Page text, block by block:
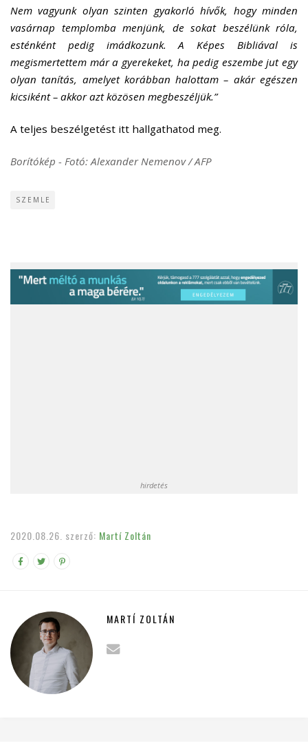
Nem vagyunk olyan szinten gyakorló hívők, hogy minden
vasárnap templomba menjünk, de sokat beszélünk róla,
esténként pedig imádkozunk. A Képes Bibliával is
megismertettem már a gyerekeket, ha pedig eszembe jut egy
olyan tanítás, amelyet korábban halottam – akár egészen
kicsiként – akkor azt közösen megbeszéljük.”
A teljes beszélgetést itt hallgathatod meg.
Borítókép - Fotó: Alexander Nemenov / AFP
SZEMLE
hirdetés
2020.08.26. szerző: Martí Zoltán
MARTÍ ZOLTÁN